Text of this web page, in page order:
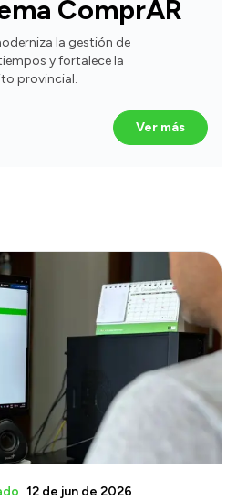
ComprAR
la gestión de
y fortalece la
provincial.
Ver más
12 de jun de 2026